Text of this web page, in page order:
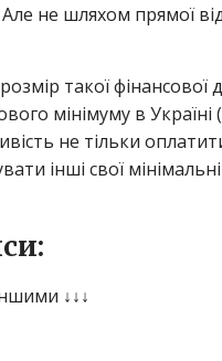
не шляхом прямої
такої
мінімуму в
не тільки
інші свої
↓↓↓